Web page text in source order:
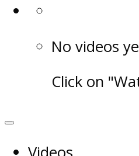
No videos
Click on